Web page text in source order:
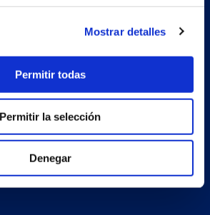
Mostrar detalles
Permitir todas
Permitir la selección
Denegar